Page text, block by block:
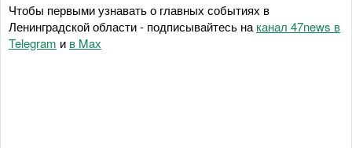
Чтобы первыми узнавать о главных событиях в
Ленинградской области - подписывайтесь на канал 47news в
Telegram и в Maх